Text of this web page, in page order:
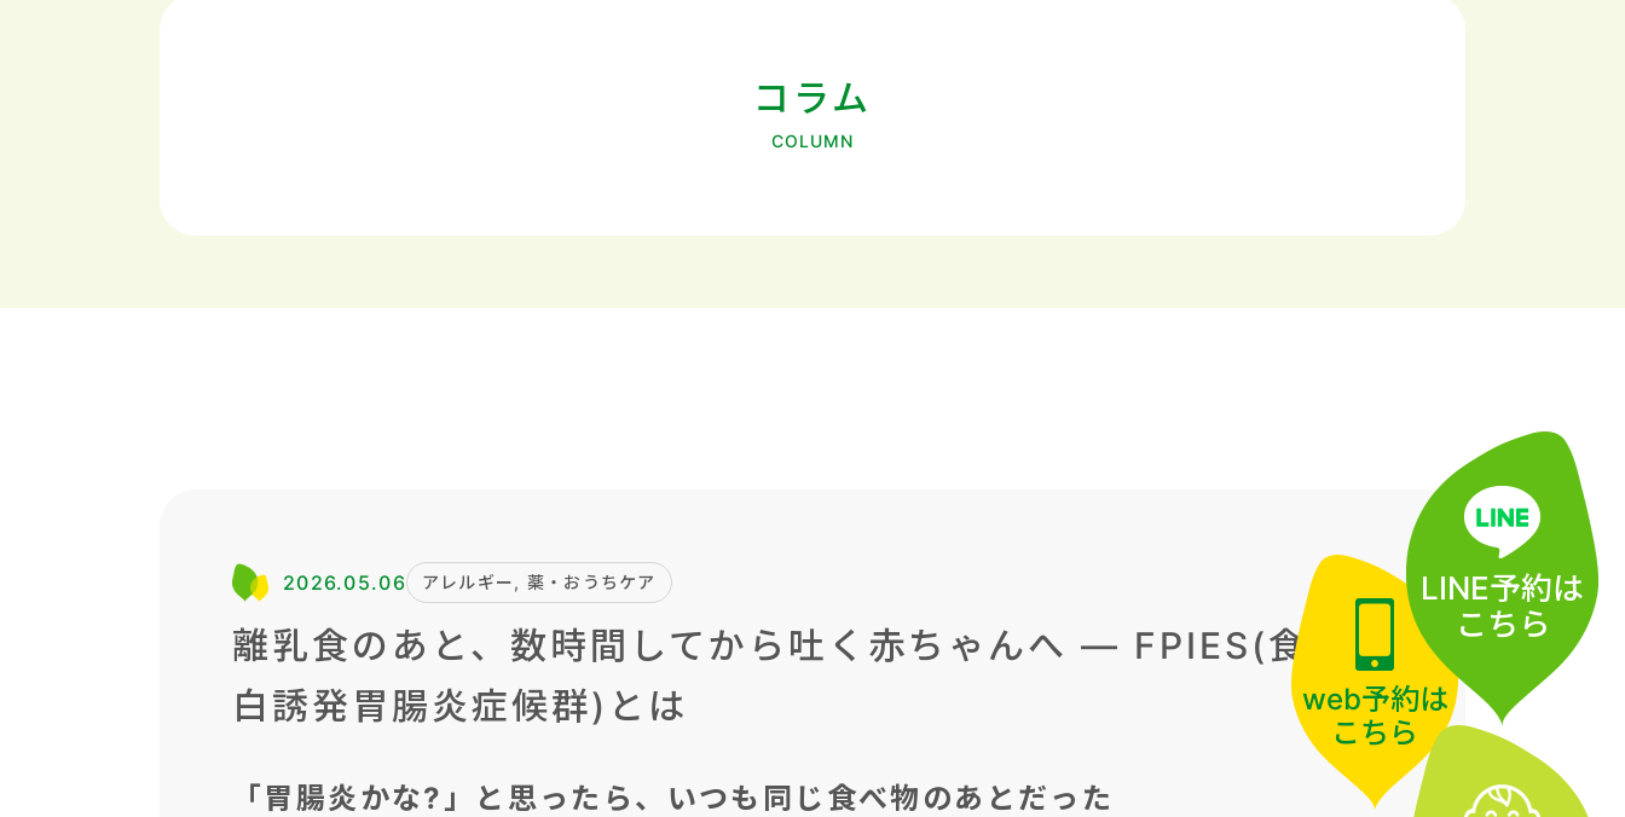
コラム
COLUMN
2026.05.06 アレルギー, 薬・おうちケア
離乳食のあと、数時間してから吐く赤ちゃんへ ― FPIES(食物蛋
白誘発胃腸炎症候群)とは
「胃腸炎かな?」と思ったら、いつも同じ食べ物のあとだった
web予約は
こちら
LINE予約は
こちら